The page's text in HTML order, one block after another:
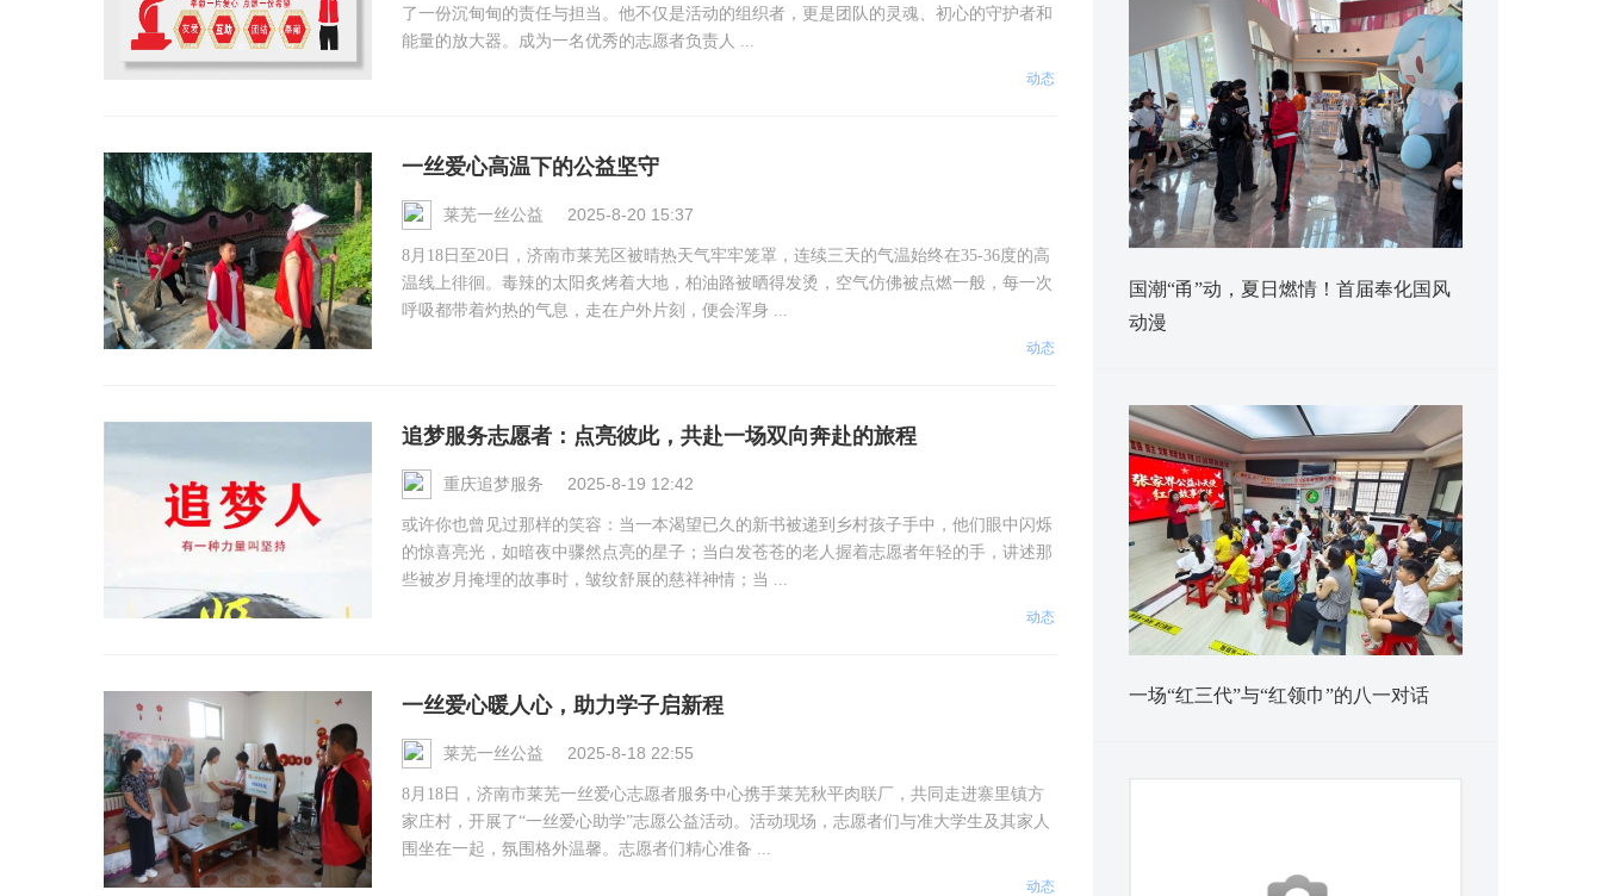
了一份沉甸甸的责任与担当。他不仅是活动的组织者，更是团队的灵魂、初心的守护者和
能量的放大器。成为一名优秀的志愿者负责人 ...
动态
一丝爱心高温下的公益坚守
莱芜一丝公益 2025-8-20 15:37
8月18日至20日，济南市莱芜区被晴热天气牢牢笼罩，连续三天的气温始终在35-36度的高
温线上徘徊。毒辣的太阳炙烤着大地，柏油路被晒得发烫，空气仿佛被点燃一般，每一次
呼吸都带着灼热的气息，走在户外片刻，便会浑身 ...
动态
追梦服务志愿者：点亮彼此，共赴一场双向奔赴的旅程
重庆追梦服务 2025-8-19 12:42
或许你也曾见过那样的笑容：当一本渴望已久的新书被递到乡村孩子手中，他们眼中闪烁
的惊喜亮光，如暗夜中骤然点亮的星子；当白发苍苍的老人握着志愿者年轻的手，讲述那
些被岁月掩埋的故事时，皱纹舒展的慈祥神情；当 ...
动态
一丝爱心暖人心，助力学子启新程
莱芜一丝公益 2025-8-18 22:55
8月18日，济南市莱芜一丝爱心志愿者服务中心携手莱芜秋平肉联厂，共同走进寨里镇方
家庄村，开展了“一丝爱心助学”志愿公益活动。活动现场，志愿者们与准大学生及其家人
围坐在一起，氛围格外温馨。志愿者们精心准备 ...
动态
国潮“甬”动，夏日燃情！首届奉化国风
动漫
一场“红三代”与“红领巾”的八一对话